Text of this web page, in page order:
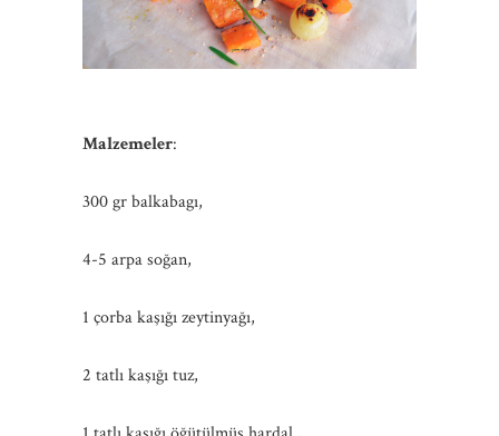
Malzemeler:
300 gr balkabagı,
4-5 arpa soğan,
1 çorba kaşığı zeytinyağı,
2 tatlı kaşığı tuz,